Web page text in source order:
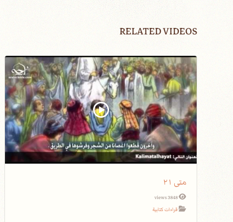
RELATED VIDEOS
متى ٢١
3848 views
قراءات كتابية